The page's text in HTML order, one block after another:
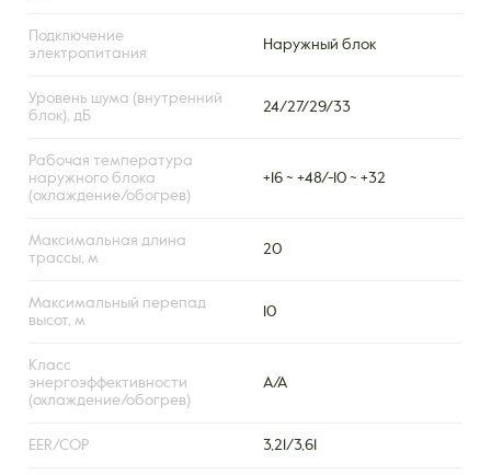
Подключение
электропитания
Наружный блок
Уровень шума (внутренний
блок), дБ
24/27/29/33
Рабочая температура
наружного блока
(охлаждение/обогрев)
+16 ~ +48/-10 ~ +32
Максимальная длина
трассы, м
20
Максимальный перепад
высот, м
10
Класс
энергоэффективности
(охлаждение/обогрев)
A/A
EER/COP 3,21/3,61